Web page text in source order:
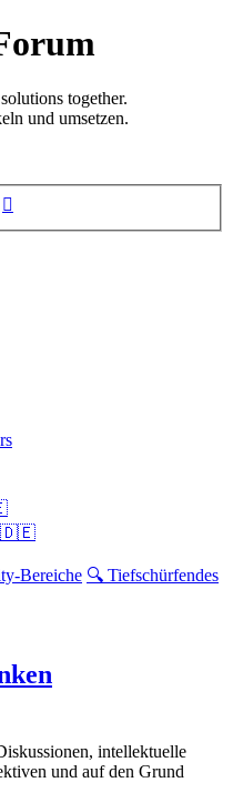
together.
und umsetzen.
🇩🇪
Bereiche 🔍 Tiefschürfendes
intellektuelle
und auf den Grund